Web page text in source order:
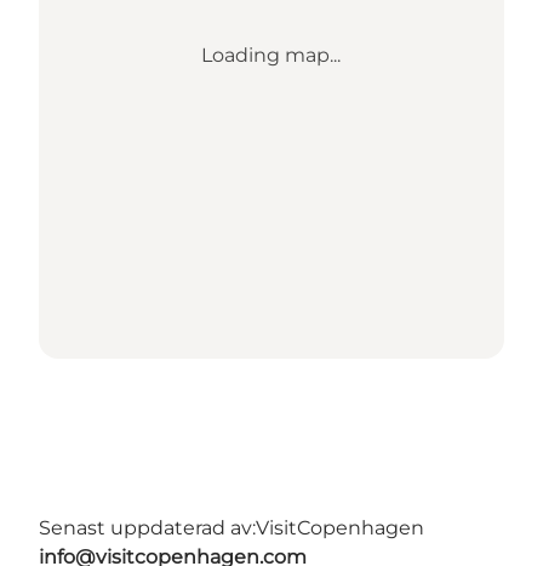
Loading map...
Senast uppdaterad av:VisitCopenhagen
info@visitcopenhagen.com